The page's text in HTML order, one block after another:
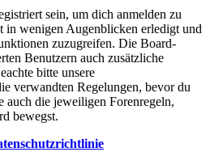
sein, um dich anmelden zu
in wenigen Augenblicken erledigt und
zuzugreifen. Die Board-
Benutzern auch zusätzliche
bitte unsere
verwandten Regelungen, bevor du
auch die jeweiligen Forenregeln,
bewegst.